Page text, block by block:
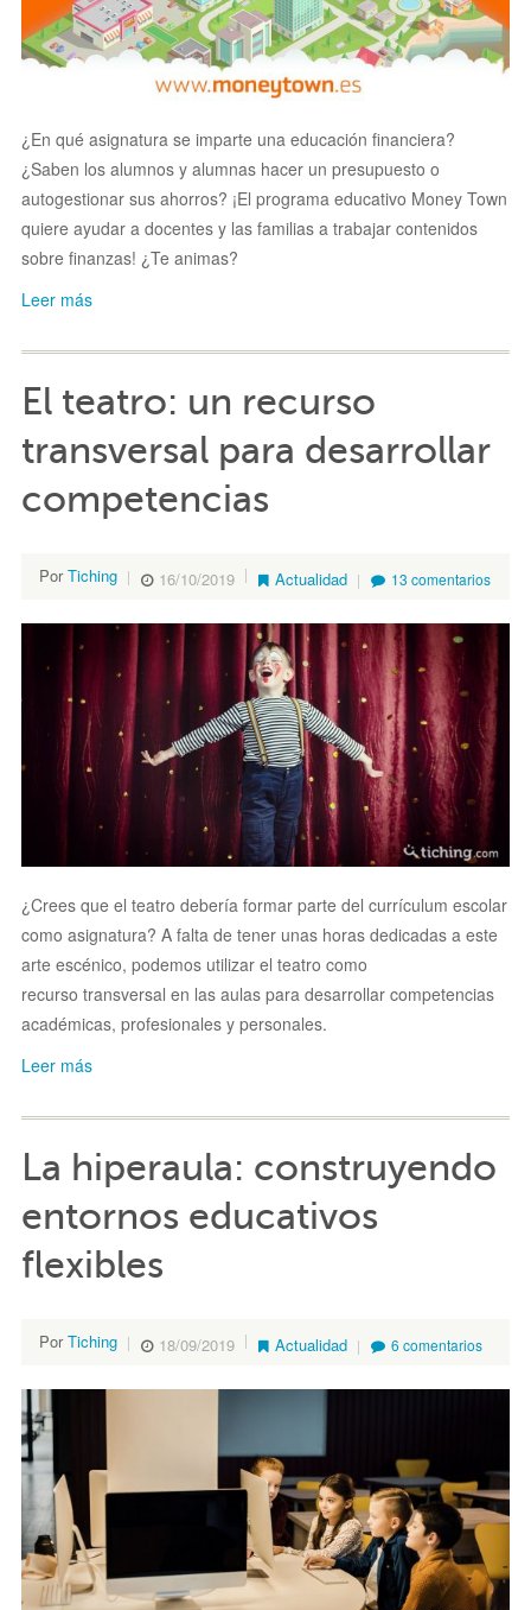
¿En qué asignatura se imparte una educación financiera?
¿Saben los alumnos y alumnas hacer un presupuesto o
autogestionar sus ahorros? ¡El programa educativo Money Town
quiere ayudar a docentes y las familias a trabajar contenidos
sobre finanzas! ¿Te animas?
Leer más
El teatro: un recurso
transversal para desarrollar
competencias
PorTiching 16/10/2019 Actualidad 13 comentarios
¿Crees que el teatro debería formar parte del currículum escolar
como asignatura? A falta de tener unas horas dedicadas a este
arte escénico, podemos utilizar el teatro como
recurso transversal en las aulas para desarrollar competencias
académicas, profesionales y personales.
Leer más
La hiperaula: construyendo
entornos educativos
flexibles
PorTiching 18/09/2019 Actualidad 6 comentarios